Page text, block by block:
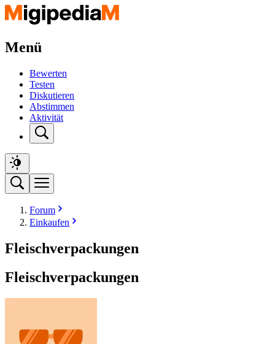
Menü
Bewerten
Testen
Diskutieren
Abstimmen
Aktivität
Forum
Einkaufen
Fleischverpackungen
Fleischverpackungen